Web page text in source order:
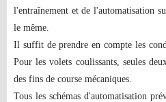
l'entraînement et de l'automatisation
le même.
Il suffit de prendre en compte les
Pour les volets coulissants, seules
des fins de course mécaniques.
Tous les schémas d'automatisation